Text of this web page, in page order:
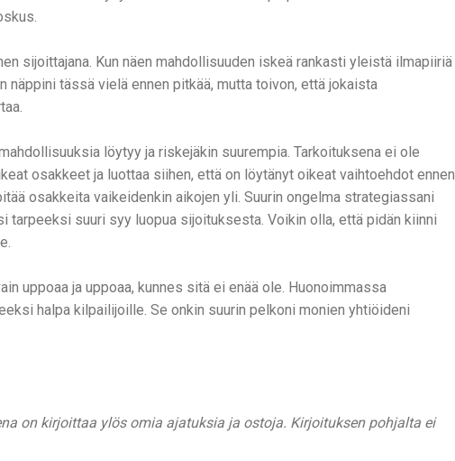
sijoittajana. Kun näen mahdollisuuden iskeä rankasti yleistä ilmapiiriä
näppini tässä vielä ennen pitkää, mutta toivon, että jokaista
löytyy ja riskejäkin suurempia. Tarkoituksena ei ole
osakkeet ja luottaa siihen, että on löytänyt oikeat vaihtoehdot ennen
osakkeita vaikeidenkin aikojen yli. Suurin ongelma strategiassani
suuri syy luopua sijoituksesta. Voikin olla, että pidän kiinni
uppoaa ja uppoaa, kunnes sitä ei enää ole. Huonoimmassa
halpa kilpailijoille. Se onkin suurin pelkoni monien yhtiöideni
on kirjoittaa ylös omia ajatuksia ja ostoja. Kirjoituksen pohjalta ei